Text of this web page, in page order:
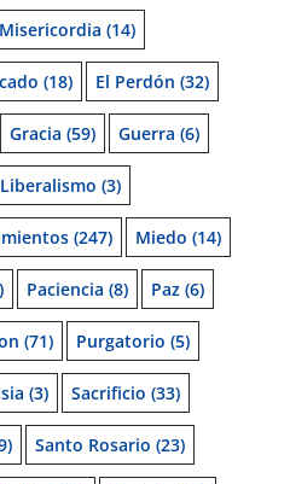
(14)
(18) El Perdón (32)
Gracia (59) Guerra (6)
Liberalismo (3)
(247) Miedo (14)
Paciencia (8) Paz (6)
(71) Purgatorio (5)
(3) Sacrificio (33)
Santo Rosario (23)